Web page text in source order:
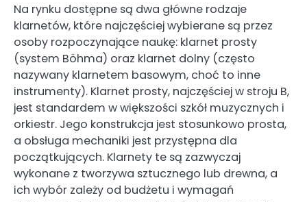
Na rynku dostępne są dwa główne rodzaje
klarnetów, które najczęściej wybierane są przez
osoby rozpoczynające naukę: klarnet prosty
(system Böhma) oraz klarnet dolny (często
nazywany klarnetem basowym, choć to inne
instrumenty). Klarnet prosty, najczęściej w stroju B,
jest standardem w większości szkół muzycznych i
orkiestr. Jego konstrukcja jest stosunkowo prosta,
a obsługa mechaniki jest przystępna dla
początkujących. Klarnety te są zazwyczaj
wykonane z tworzywa sztucznego lub drewna, a
ich wybór zależy od budżetu i wymagań